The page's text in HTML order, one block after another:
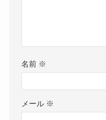
名前 ※
メール ※